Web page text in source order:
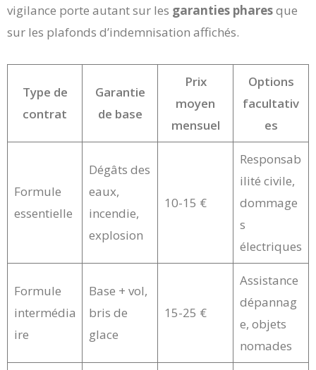
vigilance porte autant sur les garanties pharesque
sur les plafonds d’indemnisation affichés.
Type de
contrat
Garantie
de base
Prix
moyen
mensuel
Options
facultativ
es
Formule
essentielle
Dégâts des
eaux,
incendie,
explosion
10-15 €
Responsab
ilité civile,
dommage
s
électriques
Formule
intermédia
ire
Base + vol,
bris de
glace
15-25 €
Assistance
dépannag
e, objets
nomades